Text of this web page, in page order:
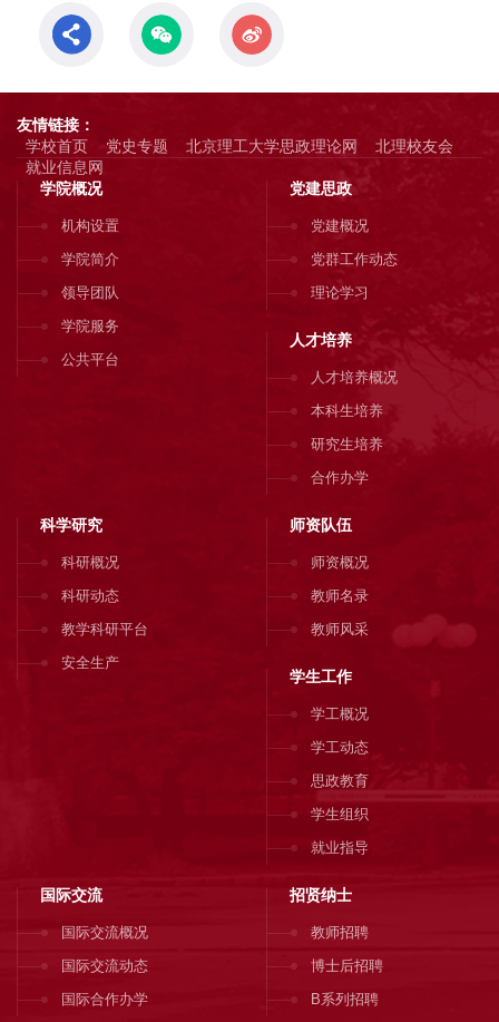
友情链接：
学校首页
党史专题 北京理工大学思政理论网
北理校友会
就业信息网
学院概况
机构设置
学院简介
领导团队
学院服务
公共平台
党建思政
党建概况
党群工作动态
理论学习
人才培养
人才培养概况
本科生培养
研究生培养
合作办学
科学研究
科研概况
科研动态
教学科研平台
安全生产
师资队伍
师资概况
教师名录
教师风采
学生工作
学工概况
学工动态
思政教育
学生组织
就业指导
国际交流
国际交流概况
国际交流动态
国际合作办学
招贤纳士
教师招聘
博士后招聘
B系列招聘